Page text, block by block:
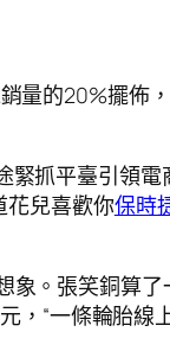
量的20%擺
緊抓平臺引領
花兒喜歡你保時
象。張笑銅算了
“一條輪胎線